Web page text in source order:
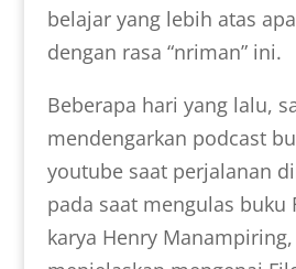
belajar yang lebih atas
dengan rasa “nriman” ini.
Beberapa hari yang lalu,
mendengarkan podcast
youtube saat perjalanan
pada saat mengulas buku
karya Henry